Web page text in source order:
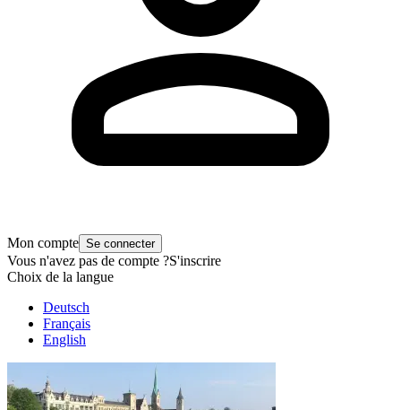
Mon compte Se connecter
Vous n'avez pas de compte ?S'inscrire
Choix de la langue
Deutsch
Français
English